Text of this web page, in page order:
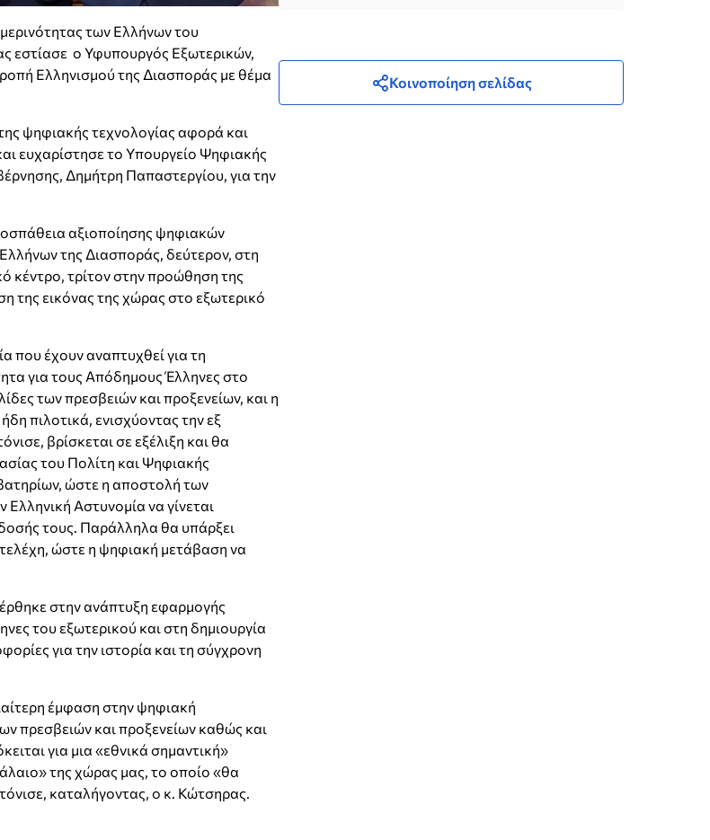
των Ελλήνων του
εστίασε ο Υφυπουργός Εξωτερικών,
Ελληνισμού της Διασποράς με θέμα
ψηφιακής τεχνολογίας αφορά και
ευχαρίστησε το Υπουργείο Ψηφιακής
Δημήτρη Παπαστεργίου, για την
αξιοποίησης ψηφιακών
της Διασποράς, δεύτερον, στη
κέντρο, τρίτον στην προώθηση της
της εικόνας της χώρας στο εξωτερικό
που έχουν αναπτυχθεί για τη
για τους Απόδημους Έλληνες στο
των πρεσβειών και προξενείων, και η
πιλοτικά, ενισχύοντας την εξ
βρίσκεται σε εξέλιξη και θα
του Πολίτη και Ψηφιακής
ώστε η αποστολή των
Αστυνομία να γίνεται
τους. Παράλληλα θα υπάρξει
ώστε η ψηφιακή μετάβαση να
στην ανάπτυξη εφαρμογής
του εξωτερικού και στη δημιουργία
για την ιστορία και τη σύγχρονη
έμφαση στην ψηφιακή
πρεσβειών και προξενείων καθώς και
για μια «εθνικά σημαντική»
της χώρας μας, το οποίο «θα
καταλήγοντας, ο κ. Κώτσηρας.
Κοινοποίηση σελίδας